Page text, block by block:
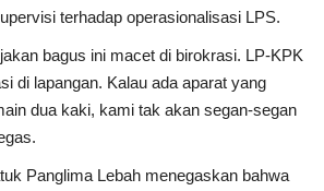
terhadap operasionalisasi LPS.
bagus ini macet di birokrasi. LP-KPK
di lapangan. Kalau ada aparat yang
dua kaki, kami tak akan segan-segan
Panglima Lebah menegaskan bahwa